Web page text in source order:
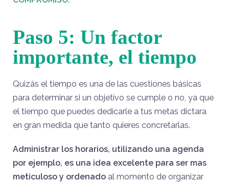
Paso 5: Un factor
importante, el tiempo
Quizás el tiempo es una de las cuestiones básicas
para determinar si un objetivo se cumple o no, ya que
el tiempo que puedes dedicarle a tus metas dictara
en gran medida que tanto quieres concretarlas.
Administrar los horarios, utilizando una agenda
por ejemplo, es una idea excelente para ser mas
meticuloso y ordenado al momento de organizar